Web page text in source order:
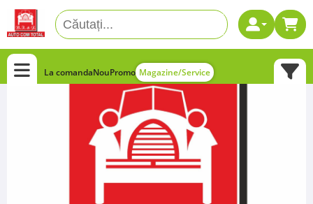
La comandaNouPromo Magazine/Service